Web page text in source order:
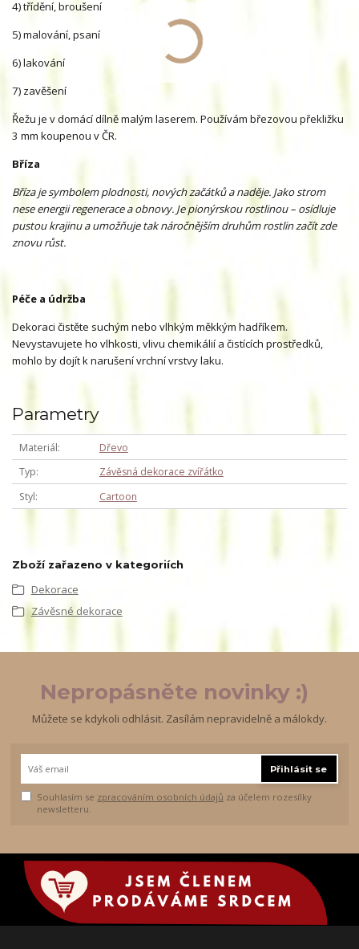
4) třídění, broušení
5) malování, psaní
6) lakování
7) zavěšení
Řežu je v domácí dílně malým laserem. Používám březovou překližku
3 mm koupenou v ČR.
Bříza
Bříza je symbolem plodnosti, nových začátků a naděje. Jako strom
nese energii regenerace a obnovy. Je pionýrskou rostlinou – osídluje
pustou krajinu a umožňuje tak náročnějším druhům rostlin začít zde
znovu růst.
Péče a údržba
Dekoraci čistěte suchým nebo vlhkým měkkým hadříkem.
Nevystavujete ho vlhkosti, vlivu chemikálií a čistících prostředků,
mohlo by dojít k narušení vrchní vrstvy laku.
Parametry
Materiál
Dřevo
Typ
Závěsná dekorace zvířátko
Styl
Cartoon
Zboží zařazeno v kategoriích
Dekorace
Závěsné dekorace
Nepropásněte novinky :)
Můžete se kdykoli odhlásit. Zasílám nepravidelně a málokdy.
Přihlásit se
Souhlasím se zpracováním osobních údajů za účelem rozesílky
newsletteru.